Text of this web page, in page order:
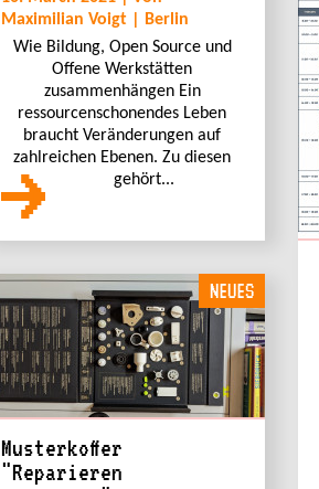
Maximilian Voigt | Berlin
Wie Bildung, Open Source und
Offene Werkstätten
zusammenhängen Ein
ressourcenschonendes Leben
braucht Veränderungen auf
zahlreichen Ebenen. Zu diesen
gehört...
NEUES
Musterkoffer
"Reparieren